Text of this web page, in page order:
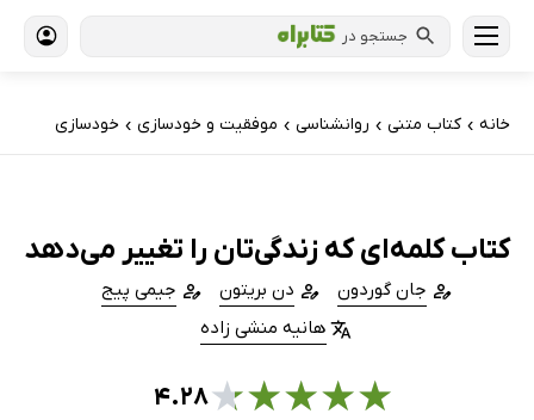
جستجو در
خانه › کتاب‌ متنی › روانشناسی › موفقیت و خودسازی › خودسازی
کتاب کلمه‌ای‌ که زندگی‌تان را تغییر می‌دهد
جان گوردون دن بریتون
جیمی پیج
هانیه منشی زاده
★
★
★
★
★۴.۲۸